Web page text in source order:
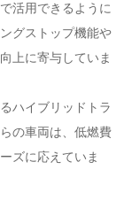
活用できるように
グストップ機能や
上に寄与していま
ハイブリッドトラ
の車両は、低燃費
ズに応えていま